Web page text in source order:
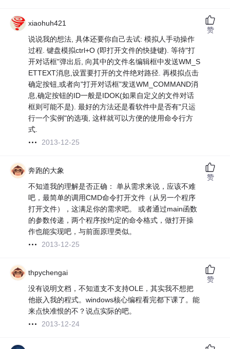
xiaohuh421
说说我的想法, 具体还要你自己去试: 模拟人手动操作
过程. 键盘模拟ctrl+O (即打开文件的快捷键). 等待"打
开对话框"弹出后, 向其中的文件名编辑框中发送WM_S
ETTEXT消息,设置要打开的文件绝对路径. 再模拟点击
确定按钮,或者向"打开对话框"发送WM_COMMAND消
息,确定按钮的ID一般是IDOK(如果自定义的文件对话
框则可能不是). 最好的方法还是看软件中是否有"只运
行一个实例"的选项, 这样就可以方便的使用命令行方
式.
2013-12-25
赞
奔跑的大象
不知道我的理解是否正确： 单从需求来说，应该不难
吧，最简单的调用CMD命令打开文件（从另一个程序
打开文件），这满足你的需求吧。 或者通过main函数
的参数传递，两个程序按约定的命令格式，做打开操
作也能实现吧，与前面原理类似。
2013-12-25
赞
thpychengai
没有说明文档，不知道支不支持OLE，其实我不想把
他嵌入我的程式。windows核心编程看完都下课了。能
来点快准恨的不？说点实际的吧。
2013-12-24
赞